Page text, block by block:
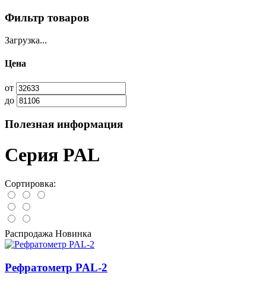
Фильтр товаров
Загрузка...
Цена
от
до
Полезная информация
Серия PAL
Сортировка:
Распродажа Новинка
Рефратометр PAL-2